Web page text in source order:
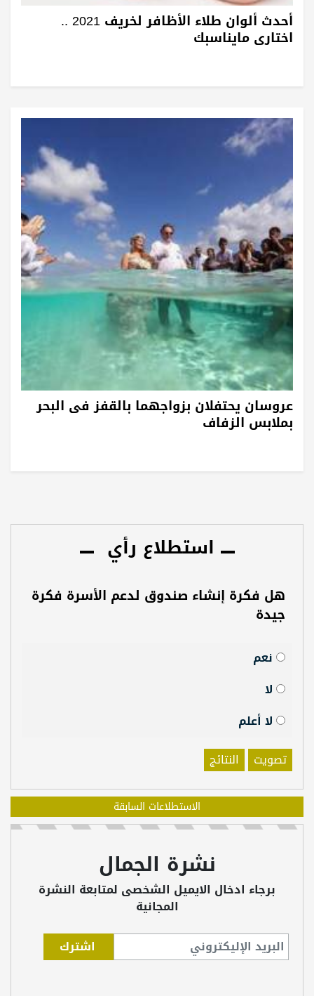
أحدث ألوان طلاء الأظافر لخريف 2021 ..
اختارى مايناسبك
عروسان يحتفلان بزواجهما بالقفز فى البحر
بملابس الزفاف
استطلاع رأي
هل فكرة إنشاء صندوق لدعم الأسرة فكرة
جيدة
نعم
لا
لا أعلم
تصويت
النتائج
الاستطلاعات السابقة
نشرة الجمال
برجاء ادخال الايميل الشخصى لمتابعة النشرة
المجانية